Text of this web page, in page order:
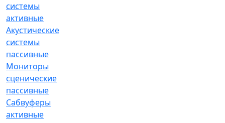
системы
активные
Акустические
системы
пассивные
Мониторы
сценические
пассивные
Сабвуферы
активные